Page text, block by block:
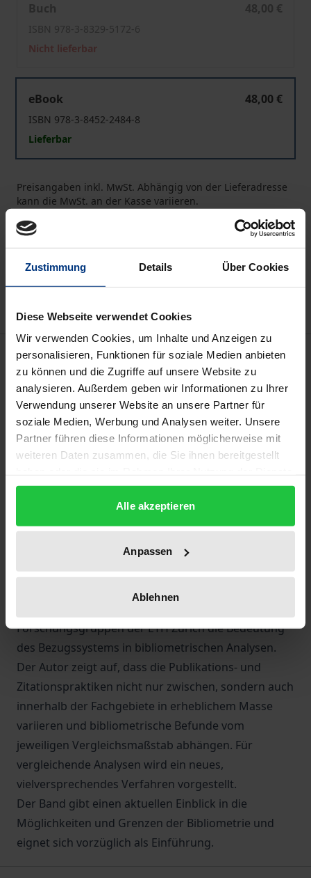
Zustimmung Details Über Cookies
Diese Webseite verwendet Cookies
Wir verwenden Cookies, um Inhalte und Anzeigen zu
personalisieren, Funktionen für soziale Medien anbieten
zu können und die Zugriffe auf unsere Website zu
analysieren. Außerdem geben wir Informationen zu Ihrer
Verwendung unserer Website an unsere Partner für
soziale Medien, Werbung und Analysen weiter. Unsere
Partner führen diese Informationen möglicherweise mit
weiteren Daten zusammen, die Sie ihnen bereitgestellt
gesammelt haben.
Alle akzeptieren
Anpassen
Ablehnen
Buch
48,00 €
ISBN 978-3-8329-5172-6
Nicht lieferbar
eBook
48,00 €
ISBN 978-3-8452-2484-8
Lieferbar
Preisangaben inkl. MwSt. Abhängig von der Lieferadresse
kann die MwSt. an der Kasse variieren.
Zur Wunschliste hinzufügen
Beschreibung
Zur Bewertung der wissenschaftlichen Leistungen
von Forschungsgruppen werden seit einigen Jahren
vermehrt bibliometrische Analysen eingesetzt. Da
die Publikations- und Zitationspraktiken in den
Vergleich von Forschungsgruppen ein
Bezugssystem unerlässlich. In der
Forschungsevaluation haben sich
fachgebietsspezifische Referenzwerte bewährt und
zu einem State of the Art entwickelt.
Forschungsgruppen der ETH Zürich die Bedeutung
des Bezugssystems in bibliometrischen Analysen.
Der Autor zeigt auf, dass die Publikations- und
Zitationspraktiken nicht nur zwischen, sondern auch
innerhalb der Fachgebiete in erheblichem Masse
variieren und bibliometrische Befunde vom
jeweiligen Vergleichsmaßstab abhängen. Für
vergleichende Analysen wird ein neues,
vielversprechendes Verfahren vorgestellt.
Der Band gibt einen aktuellen Einblick in die
Möglichkeiten und Grenzen der Bibliometrie und
eignet sich vorzüglich als Einführung.